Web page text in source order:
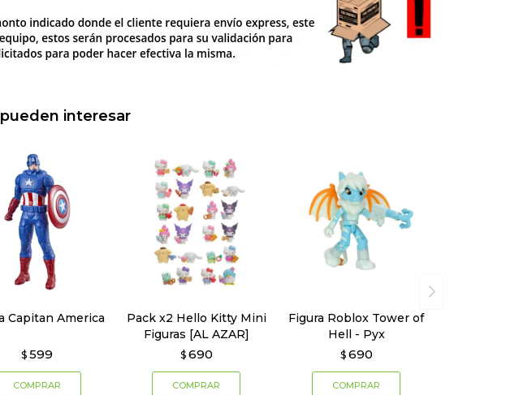
interesar
Capitan America
$ 599
Pack x2 Hello Kitty Mini
Figuras [AL AZAR]
$ 690
Figura Roblox Tower of
Hell - Pyx
$ 690